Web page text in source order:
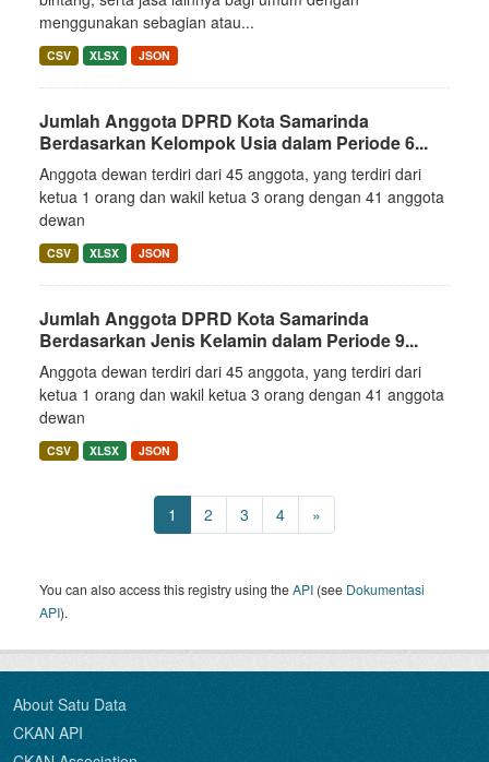
menggunakan sebagian atau...
CSV XLSX JSON
Jumlah Anggota DPRD Kota Samarinda
Berdasarkan Kelompok Usia dalam Periode 6...
Anggota dewan terdiri dari 45 anggota, yang terdiri dari
ketua 1 orang dan wakil ketua 3 orang dengan 41 anggota
dewan
CSV XLSX JSON
Jumlah Anggota DPRD Kota Samarinda
Berdasarkan Jenis Kelamin dalam Periode 9...
Anggota dewan terdiri dari 45 anggota, yang terdiri dari
ketua 1 orang dan wakil ketua 3 orang dengan 41 anggota
dewan
CSV XLSX JSON
1 2 3 4 »
You can also access this registry using theAPI (see Dokumentasi
API).
About Satu Data
CKAN API